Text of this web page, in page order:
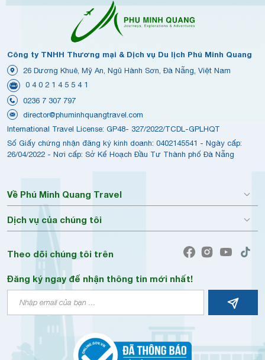
Công ty TNHH Thương mại & Dịch vụ Du lịch Phú Minh Quang
26 Dương Khuê, Mỹ An, Ngũ Hành Sơn, Đà Nẵng, Việt Nam
0 4 0 2 1 4 5 5 4 1
0236 7 307 797
director@phuminhquangtravel.com
International Travel License: GP48- 327/2022/TCDL-GPLHQT
Số Giấy chứng nhận đăng ký kinh doanh: 0402145541 - Ngày cấp:
26/04/2022 - Nơi cấp: Sở Kế Hoạch Đầu Tư Thành phố Đà Nẵng
Về Phú Minh Quang Travel
Dịch vụ của chúng tôi
Theo dõi chúng tôi trên
Đăng ký ngay để nhận thông tin mới nhất!